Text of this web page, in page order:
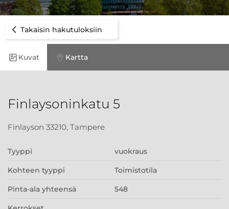
Takaisin hakutuloksiin
Kuvat Kartta
Finlaysoninkatu 5
Finlayson 33210, Tampere
Tyyppi vuokraus
Kohteen tyyppi Toimistotila
Pinta-ala yhteensä 548